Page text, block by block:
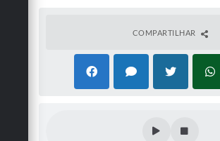
COMPARTILHAR